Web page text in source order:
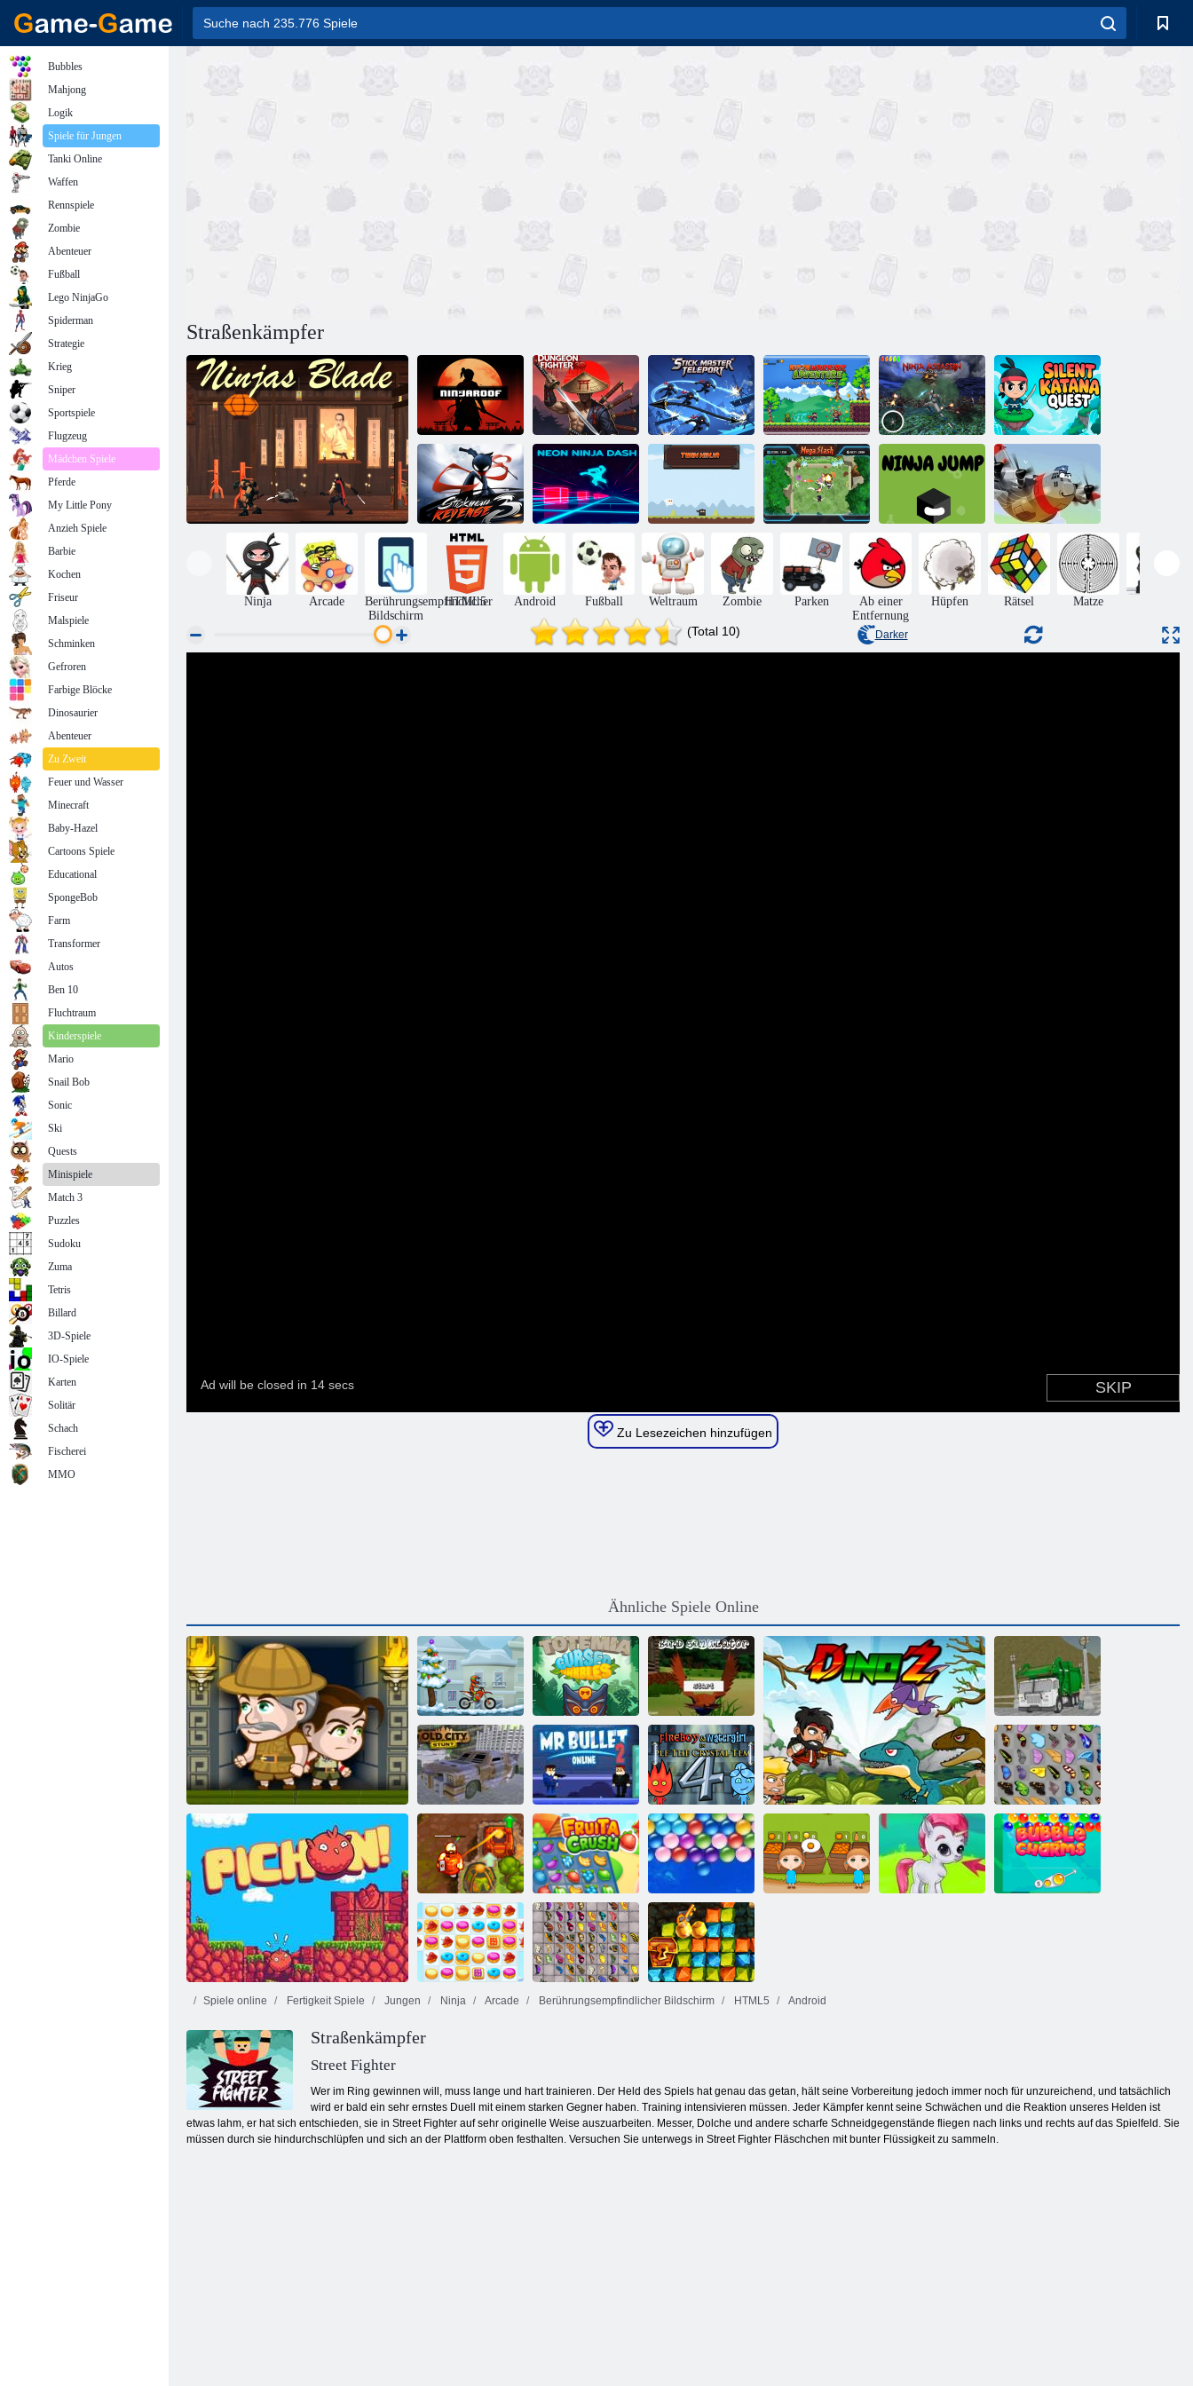
Straßenkämpfer
Ninja-Dach
Dungeon
Fighter 3D
Teleport
Ninja-Krieger-
Abenteuer
Ninja-Attentäter
Stille Katana-
Quest
Stickman Rache
3
Neon Ninja
Zwillings-Ninja
Mega-
Schrägstrich
Ninja-Sprung Heroisch Pilot
Ninja Arcade
Berührungsempfindlicher
Bildschirm
HTML5 Android Fußball Weltraum Zombie Parken
Ab einer
Entfernung
Hüpfen Rätsel Matze
(Total 10) Darker
Zu Lesezeichen hinzufügen
Ähnliche Spiele Online
Inca Abenteuer
Moto x3M
Winter
Totemia:
Verfluchte
Murmeln
Vogelsimulator
Insel-sauberer
LKW-Abfall
Sim
Altstadt Stunt
Mr Bullet 2
online
Pichon: Der Hüpfvogel
Feuer und
Wasser 4:
Kristalltempel
Schmetterlings
Kyodai
Verfluchter
Schatz 2
Fruita Crush Endlose Bubbles
Spiele online Fertigkeit Spiele Jungen Ninja Arcade Berührungsempfindlicher Bildschirm HTML5 Android
Straßenkämpfer
Street Fighter
Wer im Ring gewinnen will, muss lange und hart trainieren. Der Held des Spiels hat genau das getan, hält seine Vorbereitung jedoch immer noch für unzureichend, und tatsächlich
wird er bald ein sehr ernstes Duell mit einem starken Gegner haben. Training intensivieren müssen. Jeder Kämpfer kennt seine Schwächen und die Reaktion unseres Helden ist
etwas lahm, er hat sich entschieden, sie in Street Fighter auf sehr originelle Weise auszuarbeiten. Messer, Dolche und andere scharfe Schneidgegenstände fliegen nach links und rechts auf das Spielfeld. Sie
müssen durch sie hindurchschlüpfen und sich an der Plattform oben festhalten. Versuchen Sie unterwegs in Street Fighter Fläschchen mit bunter Flüssigkeit zu sammeln.
Bubbles
Mahjong
Logik
Spiele für Jungen
Tanki Online
Waffen
Rennspiele
Zombie
Abenteuer
Fußball
Lego NinjaGo
Spiderman
Strategie
Krieg
Sniper
Sportspiele
Flugzeug
Mädchen Spiele
Pferde
My Little Pony
Anzieh Spiele
Barbie
Kochen
Friseur
Malspiele
Schminken
Gefroren
Farbige Blöcke
Dinosaurier
Abenteuer
Zu Zweit
Feuer und Wasser
Minecraft
Baby-Hazel
Cartoons Spiele
Educational
SpongeBob
Farm
Transformer
Autos
Ben 10
Fluchtraum
Kinderspiele
Mario
Snail Bob
Sonic
Ski
Quests
Minispiele
Match 3
Puzzles
Sudoku
Zuma
Tetris
Billard
3D-Spiele
IO-Spiele
Karten
Solitär
Schach
Fischerei
MMO